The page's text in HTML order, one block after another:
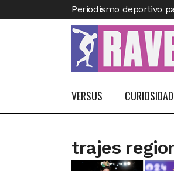
Periodismo deportivo
VERSUS
trajes